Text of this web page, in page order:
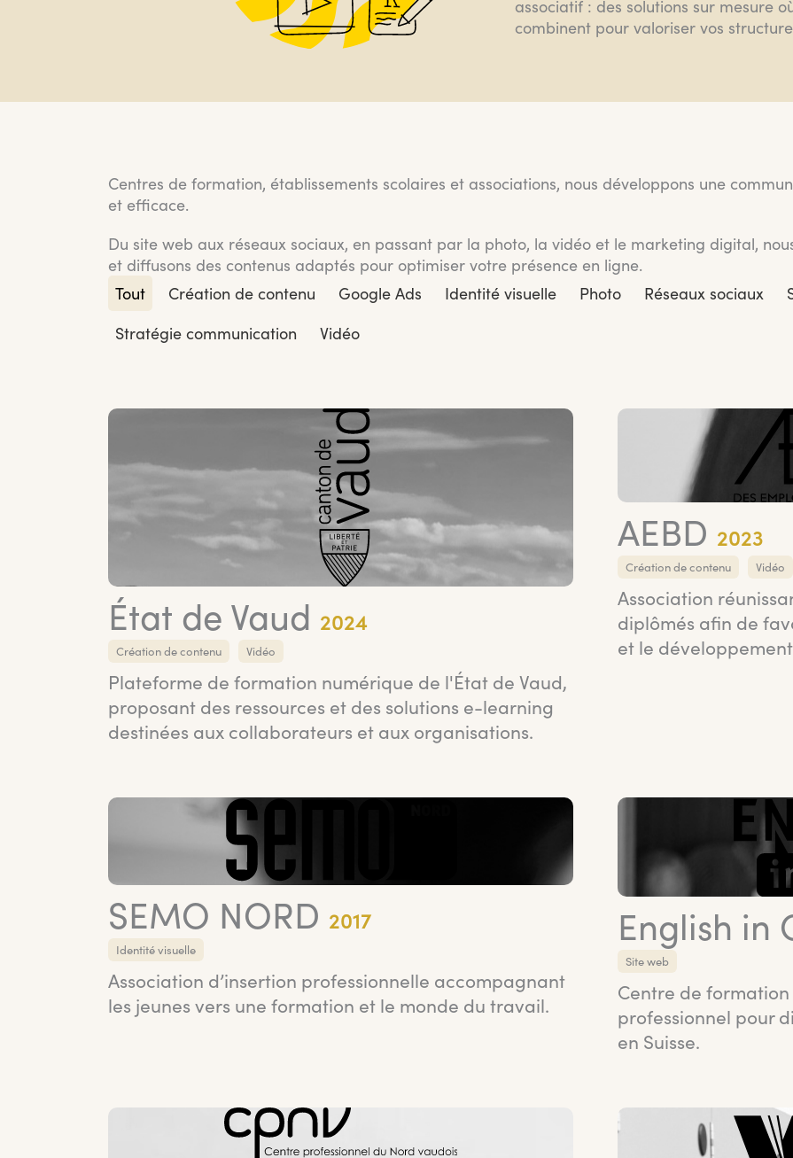
associatif : des solutions sur mesure
combinent pour valoriser vos
Centres de formation, établissements scolaires et associations, nous développons une
et efficace.
Du site web aux réseaux sociaux, en passant par la photo, la vidéo et le marketing digital,
et diffusons des contenus adaptés pour optimiser votre présence en ligne.
Tout
Création de contenu Google Ads Identité visuelle Photo Réseaux sociaux
Stratégie communication
Vidéo
État de Vaud 2024
Création de contenu Vidéo
Plateforme de formation numérique de l'État de Vaud,
proposant des ressources et des solutions e-learning
destinées aux collaborateurs et aux organisations.
AEBD 2023
Création de contenu Vidéo
Association
diplômés afin de
et le
SEMO NORD 2017
Identité visuelle
Association d’insertion professionnelle accompagnant
les jeunes vers une formation et le monde du travail.
English in
Site web
Centre de formation
professionnel pour
en Suisse.